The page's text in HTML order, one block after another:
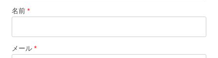
名前 *
メール *